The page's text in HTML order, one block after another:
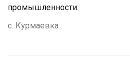
промышленности.
с. Курмаевка